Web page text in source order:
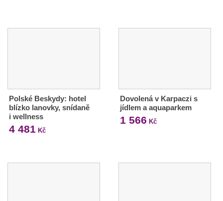
Polské Beskydy: hotel
blízko lanovky, snídaně
i wellness
4 481 Kč
Dovolená v Karpaczi s
jídlem a aquaparkem
1 566 Kč